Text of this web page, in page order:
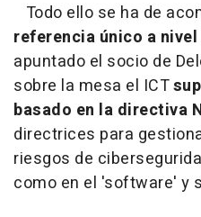
Todo ello se ha de
referencia único a
apuntado el socio de
sobre la mesa el ICT
basado en la directiva
directrices para
riesgos de
como en el 'software' y